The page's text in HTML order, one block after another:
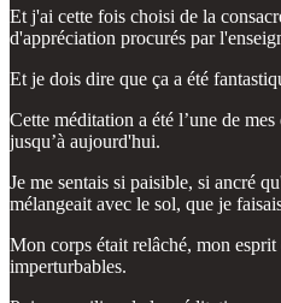
Et j'ai cette fois choisi de la
d'appréciation procurés par
Et je dois dire que ça a été
Cette méditation a été l’une de
jusqu’à aujourd'hui.
Je me sentais si paisible, si ancré
mélangeait avec le sol, que je
Mon corps était relâché, mon
imperturbables.